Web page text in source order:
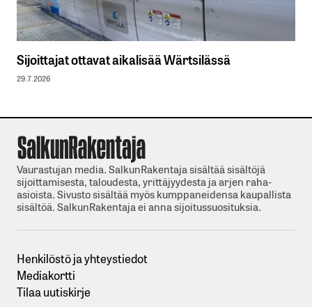
Sijoittajat ottavat aikalisää Wärtsilässä
29.7.2026
Vaurastujan media. SalkunRakentaja sisältää sisältöjä
sijoittamisesta, taloudesta, yrittäjyydesta ja arjen raha-
asioista. Sivusto sisältää myös kumppaneidensa kaupallista
sisältöä. SalkunRakentaja ei anna sijoitussuosituksia.
Henkilöstö ja yhteystiedot
Mediakortti
Tilaa uutiskirje